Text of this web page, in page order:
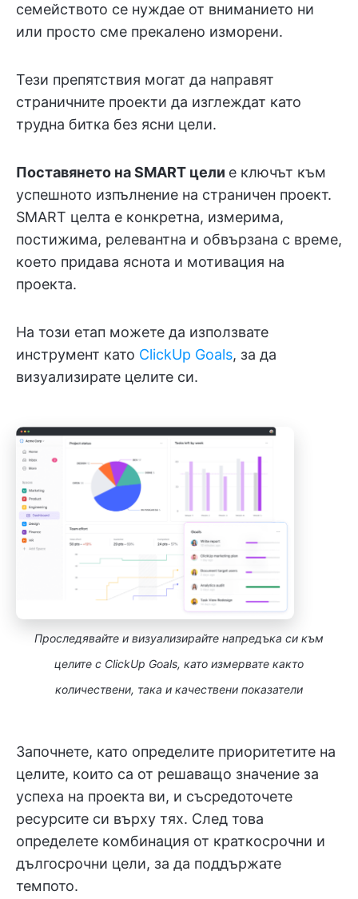
семейството се нуждае от вниманието ни
или просто сме прекалено изморени.
Тези препятствия могат да направят
страничните проекти да изглеждат като
трудна битка без ясни цели.
Поставянето на SMART цели е ключът към
успешното изпълнение на страничен проект.
SMART целта е конкретна, измерима,
постижима, релевантна и обвързана с време,
което придава яснота и мотивация на
проекта.
На този етап можете да използвате
инструмент като ClickUp Goals, за да
визуализирате целите си.
Проследявайте и визуализирайте напредъка си към
целите с ClickUp Goals, като измервате както
количествени, така и качествени показатели
Започнете, като определите приоритетите на
целите, които са от решаващо значение за
успеха на проекта ви, и съсредоточете
ресурсите си върху тях. След това
определете комбинация от краткосрочни и
дългосрочни цели, за да поддържате
темпото.